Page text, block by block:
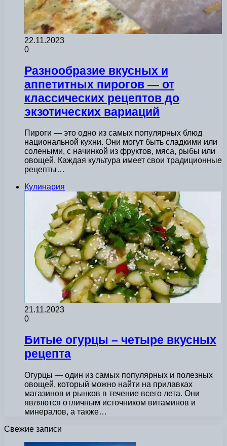
22.11.2023
0
Разнообразие вкусных и
аппетитных пирогов — от
классических рецептов до
экзотических вариаций
Пироги — это одно из самых популярных блюд
национальной кухни. Они могут быть сладкими или
солеными, с начинкой из фруктов, мяса, рыбы или
овощей. Каждая культура имеет свои традиционные
рецепты…
Кулинария
21.11.2023
0
Битые огурцы – четыре вкусных
рецепта
Огурцы — один из самых популярных и полезных
овощей, который можно найти на прилавках
магазинов и рынков в течение всего лета. Они
являются отличным источником витаминов и
минералов, а также…
Свежие записи